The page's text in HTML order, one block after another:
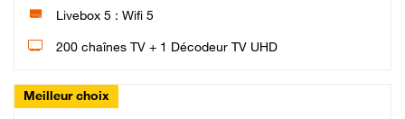
Livebox 5 : Wifi 5
200 chaînes TV + 1 Décodeur TV UHD
Meilleur choix